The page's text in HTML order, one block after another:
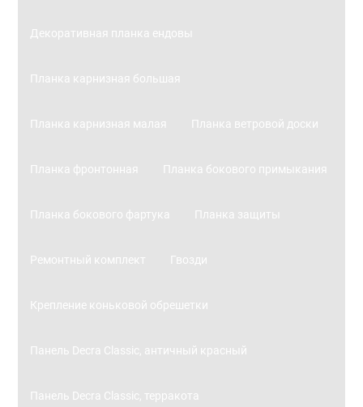
Декоративная планка ендовы
Планка карнизная большая
Планка карнизная малая Планка ветровой доски
Планка фронтонная Планка бокового примыкания
Планка бокового фартука Планка защиты
Ремонтный комплект Гвозди
Крепление коньковой обрешетки
Панель Decra Classic, античный красный
Панель Decra Classic, терракота